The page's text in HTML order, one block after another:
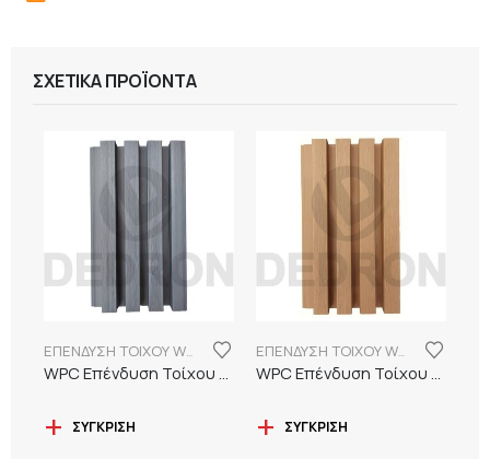
ΣΧΕΤΙΚΆ ΠΡΟΪΌΝΤΑ
ΕΠΕΝΔΥΣΗ ΤΟΙΧΟΥ WPC
WPC Επένδυση Τοίχου Γκρι Ανοιχτό (Ν0001)
ΣΎΓΚΡΙΣΗ
ΕΠΕΝΔΥΣΗ ΤΟΙΧΟΥ WPC
WPC Επένδυση Τοίχου Δρύς (Ν0002)
ΣΎΓΚΡΙΣΗ